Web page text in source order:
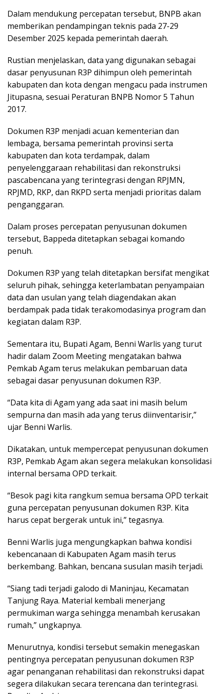
Dalam mendukung percepatan tersebut, BNPB akan
memberikan pendampingan teknis pada 27-29
Desember 2025 kepada pemerintah daerah.
Rustian menjelaskan, data yang digunakan sebagai
dasar penyusunan R3P dihimpun oleh pemerintah
kabupaten dan kota dengan mengacu pada instrumen
Jitupasna, sesuai Peraturan BNPB Nomor 5 Tahun
2017.
Dokumen R3P menjadi acuan kementerian dan
lembaga, bersama pemerintah provinsi serta
kabupaten dan kota terdampak, dalam
penyelenggaraan rehabilitasi dan rekonstruksi
pascabencana yang terintegrasi dengan RPJMN,
RPJMD, RKP, dan RKPD serta menjadi prioritas dalam
penganggaran.
Dalam proses percepatan penyusunan dokumen
tersebut, Bappeda ditetapkan sebagai komando
penuh.
Dokumen R3P yang telah ditetapkan bersifat mengikat
seluruh pihak, sehingga keterlambatan penyampaian
data dan usulan yang telah diagendakan akan
berdampak pada tidak terakomodasinya program dan
kegiatan dalam R3P.
Sementara itu, Bupati Agam, Benni Warlis yang turut
hadir dalam Zoom Meeting mengatakan bahwa
Pemkab Agam terus melakukan pembaruan data
sebagai dasar penyusunan dokumen R3P.
“Data kita di Agam yang ada saat ini masih belum
sempurna dan masih ada yang terus diinventarisir,”
ujar Benni Warlis.
Dikatakan, untuk mempercepat penyusunan dokumen
R3P, Pemkab Agam akan segera melakukan konsolidasi
internal bersama OPD terkait.
“Besok pagi kita rangkum semua bersama OPD terkait
guna percepatan penyusunan dokumen R3P. Kita
harus cepat bergerak untuk ini,” tegasnya.
Benni Warlis juga mengungkapkan bahwa kondisi
kebencanaan di Kabupaten Agam masih terus
berkembang. Bahkan, bencana susulan masih terjadi.
“Siang tadi terjadi galodo di Maninjau, Kecamatan
Tanjung Raya. Material kembali menerjang
permukiman warga sehingga menambah kerusakan
rumah,” ungkapnya.
Menurutnya, kondisi tersebut semakin menegaskan
pentingnya percepatan penyusunan dokumen R3P
agar penanganan rehabilitasi dan rekonstruksi dapat
segera dilakukan secara terencana dan terintegrasi.